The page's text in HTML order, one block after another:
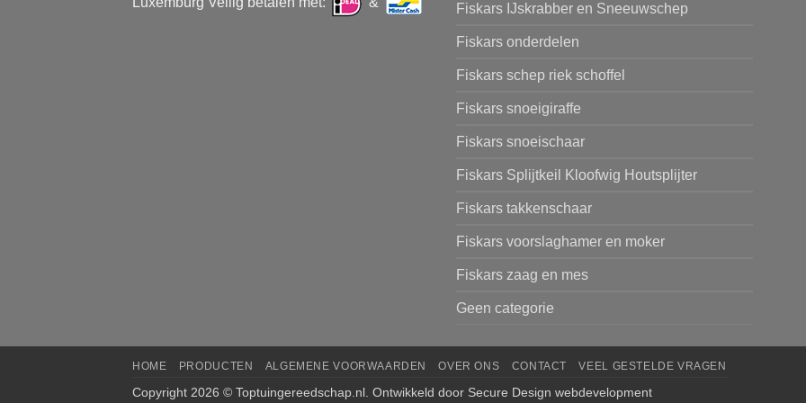
Fiskars IJskrabber en Sneeuwschep
Fiskars onderdelen
Fiskars schep riek schoffel
Fiskars snoeigiraffe
Fiskars snoeischaar
Fiskars Splijtkeil Kloofwig Houtsplijter
Fiskars takkenschaar
Fiskars voorslaghamer en moker
Fiskars zaag en mes
Geen categorie
HOME PRODUCTEN ALGEMENE VOORWAARDEN OVER ONS CONTACT VEEL GESTELDE VRAGEN
Copyright 2026 © Toptuingereedschap.nl . Ontwikkeld door Secure Design webdevelopment